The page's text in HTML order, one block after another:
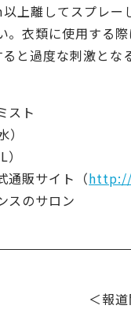
上離してスプレー
。衣類に使用する
と過度な刺激とな
スト
通販サイト（http://
サロン
＜報